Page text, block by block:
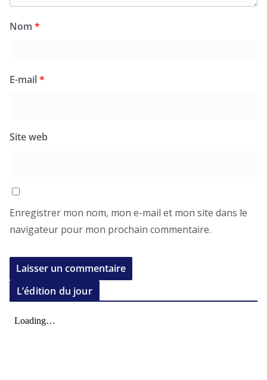
Nom *
E-mail*
Site web
Enregistrer mon nom, mon e-mail et mon site dans le
navigateur pour mon prochain commentaire.
L’édition du jour